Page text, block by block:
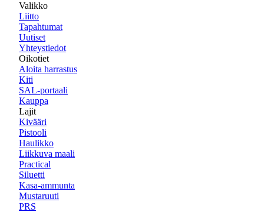
Valikko
Liitto
Tapahtumat
Uutiset
Yhteystiedot
Oikotiet
Aloita harrastus
Kiti
SAL-portaali
Kauppa
Lajit
Kivääri
Pistooli
Haulikko
Liikkuva maali
Practical
Siluetti
Kasa-ammunta
Mustaruuti
PRS